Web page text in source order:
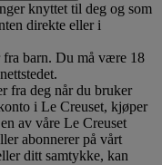
knyttet til deg og som
direkte eller i
barn. Du må være 18
fra deg når du bruker
i Le Creuset, kjøper
av våre Le Creuset
abonnerer på vårt
ditt samtykke, kan